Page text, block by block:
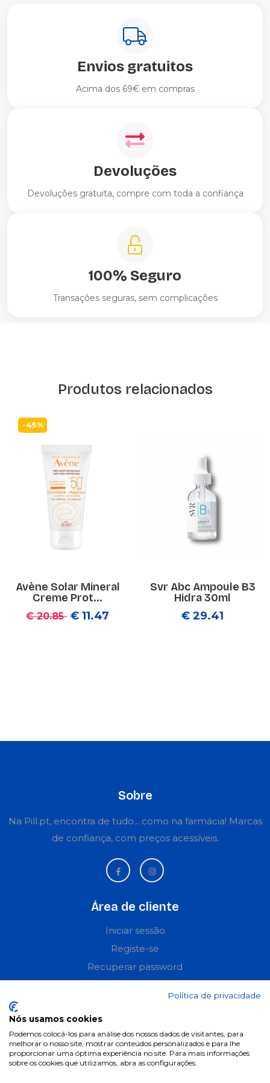
Envios gratuitos
Acima dos 69€ em compras
Devoluções
Devoluções gratuita, compre com toda a confiança
100% Seguro
Transações seguras, sem complicações
Produtos relacionados
-45%
Avène Solar Mineral
Creme Prot...
€ 20.85 € 11.47
Svr Abc Ampoule B3
Hidra 30ml
€ 29.41
Sobre
Na Pill.pt, encontra de tudo... como na farmácia! Marcas
de confiança, com preços acessíveis.
Área de cliente
Iniciar sessão
Registe-se
Recuperar password
Informações
Termos & Condições
Política de privacidade
Política de privacidade
Nós usamos cookies
Podemos colocá-los para análise dos nossos dados de visitantes, para
melhorar o nosso site, mostrar conteúdos personalizados e para lhe
proporcionar uma óptima experiência no site. Para mais informações
sobre os cookies que utilizamos, abra as configurações.